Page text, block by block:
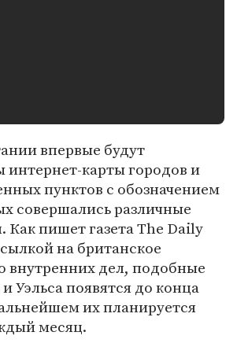
впервые будут
интернет-карты городов и
пунктов с обозначением
совершались различные
Как пишет газета The Daily
на британское
внутренних дел, подобные
Уэльса появятся до конца
их планируется
месяц.